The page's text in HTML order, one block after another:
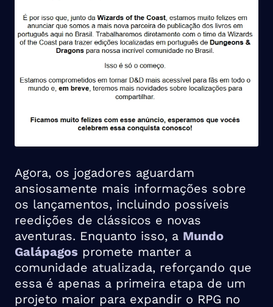
Agora, os jogadores aguardam
ansiosamente mais informações sobre
os lançamentos, incluindo possíveis
reedições de clássicos e novas
aventuras. Enquanto isso, a Mundo
Galápagos promete manter a
comunidade atualizada, reforçando que
essa é apenas a primeira etapa de um
projeto maior para expandir o RPG no